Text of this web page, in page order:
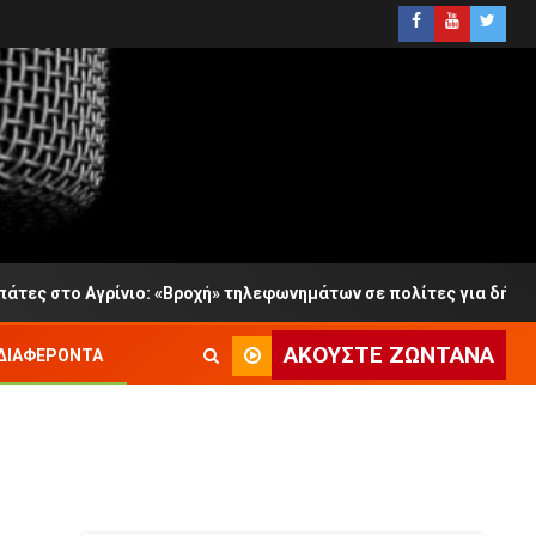
«Βροχή» τηλεφωνημάτων σε πολίτες για δήθεν χρέη στην
ΑΚΟΎΣΤΕ ΖΩΝΤΑΝΆ